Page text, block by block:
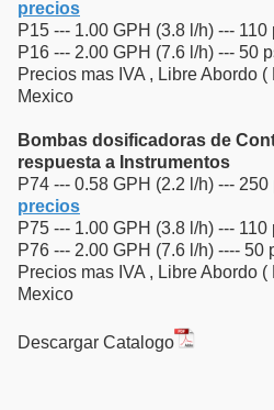
precios
P15 --- 1.00 GPH (3.8 l/h) --- 110
P16 --- 2.00 GPH (7.6 l/h) --- 50
Precios mas IVA , Libre Abordo
Mexico
Bombas dosificadoras de
respuesta a Instrumentos
P74 --- 0.58 GPH (2.2 l/h) ---
precios
P75 --- 1.00 GPH (3.8 l/h) --- 110
P76 --- 2.00 GPH (7.6 l/h) ---- 50
Precios mas IVA , Libre Abordo
Mexico
Descargar Catalogo